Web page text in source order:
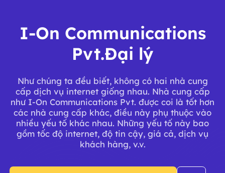
I-On Communications
Pvt.Đại lý
Như chúng ta đều biết, không có hai nhà cung
cấp dịch vụ internet giống nhau. Nhà cung cấp
như I-On Communications Pvt. được coi là tốt hơn
các nhà cung cấp khác, điều này phụ thuộc vào
nhiều yếu tố khác nhau. Những yếu tố này bao
gồm tốc độ internet, độ tin cậy, giá cả, dịch vụ
khách hàng, v.v.